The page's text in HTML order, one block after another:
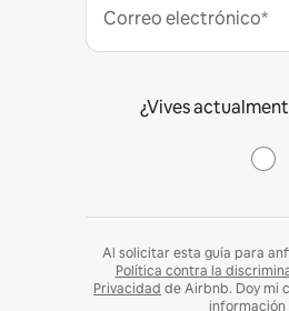
Correo electrónico*
¿Vives
Al solicitar esta guía para
Política contra la
Privacidad de Airbnb. Doy mi
información